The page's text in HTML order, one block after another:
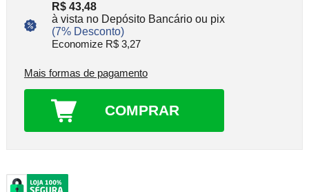
R$ 43,48
à vista no Depósito Bancário ou pix
(7% Desconto)
Economize R$ 3,27
Mais formas de pagamento
COMPRAR